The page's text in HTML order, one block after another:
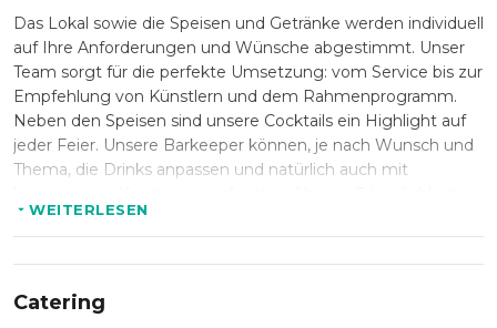
Das Lokal sowie die Speisen und Getränke werden individuell
auf Ihre Anforderungen und Wünsche abgestimmt. Unser
Team sorgt für die perfekte Umsetzung: vom Service bis zur
Empfehlung von Künstlern und dem Rahmenprogramm.
Neben den Speisen sind unsere Cocktails ein Highlight auf
jeder Feier. Unsere Barkeeper können, je nach Wunsch und
Thema, die Drinks anpassen und natürlich auch mit
können für Ihr Event auch exklusiv gebucht werden.
Unvergessliche Momente, einzigartige Events.
Auf Ihre Bedürfnisse maßgeschneidert. FÜR JEDEN
ANLASS DIE PASSENDE LÖSUNG​ : Geburtstagsfeiern,
Privatveranstaltung,
WEITERLESEN
Catering